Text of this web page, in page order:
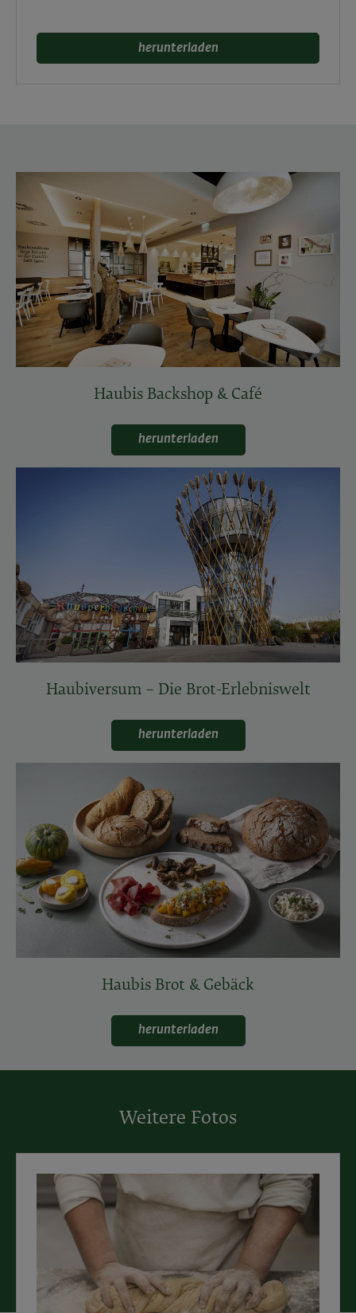
herunterladen
Haubis Backshop & Café
herunterladen
Haubiversum – Die Brot-Erlebniswelt
herunterladen
Haubis Brot & Gebäck
herunterladen
Weitere Fotos